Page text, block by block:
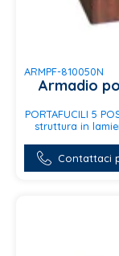
ARMPF-810050N
Armadio
PORTAFUCILI 5
struttura in
Contattaci